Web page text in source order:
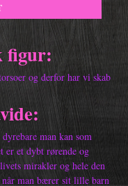
figur:
og derfor har vi skab
man kan som
er et dybt rørende og
mirakler og hele den
man bærer sit lille barn